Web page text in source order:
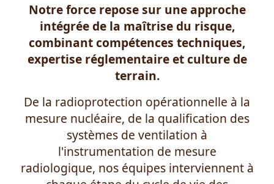
Notre force repose sur une approche
intégrée de la maîtrise du risque,
combinant compétences techniques,
expertise réglementaire et culture de
terrain.
De la radioprotection opérationnelle à la
mesure nucléaire, de la qualification des
systèmes de ventilation à
l'instrumentation de mesure
radiologique, nos équipes interviennent à